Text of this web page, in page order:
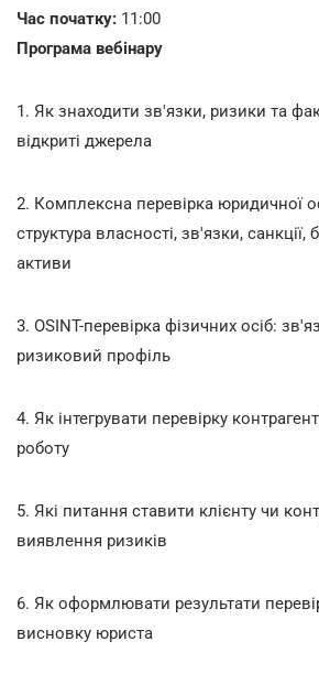
Час початку: 11:00
Програма вебінару
1. Як знаходити зв'язки, ризики та
відкриті джерела
2. Комплексна перевірка юридичної
структура власності, зв'язки, санкції,
активи
3. OSINT-перевірка фізичних осіб:
ризиковий профіль
4. Як інтегрувати перевірку
роботу
5. Які питання ставити клієнту чи
виявлення ризиків
6. Як оформлювати результати
висновку юриста